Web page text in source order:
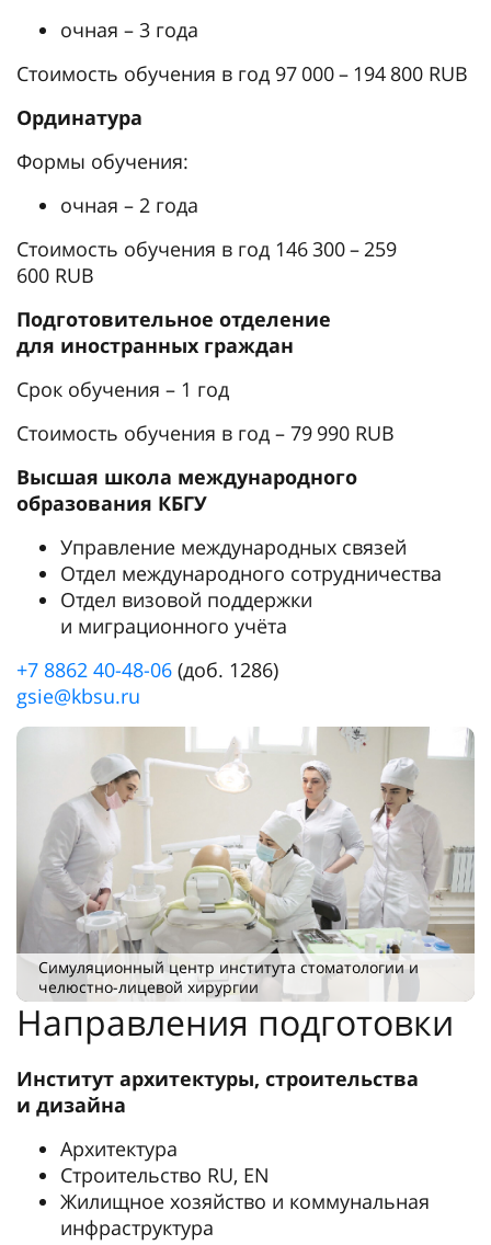
очная – 3 года
Стоимость обучения в год 97 000 – 194 800 RUB
Ординатура
Формы обучения:
очная – 2 года
Стоимость обучения в год 146 300 – 259
600 RUB
Подготовительное отделение
для иностранных граждан
Срок обучения – 1 год
Стоимость обучения в год – 79 990 RUB
Высшая школа международного
образования КБГУ
Управление международных связей
Отдел международного сотрудничества
Отдел визовой поддержки
и миграционного учёта
+7 8862 40-48-06 (доб. 1286)
gsie@kbsu.ru
Симуляционный центр института стоматологии и
челюстно-лицевой хирургии
Направления подготовки
Институт архитектуры, строительства
и дизайна
Архитектура
Строительство RU, EN
Жилищное хозяйство и коммунальная
инфраструктура